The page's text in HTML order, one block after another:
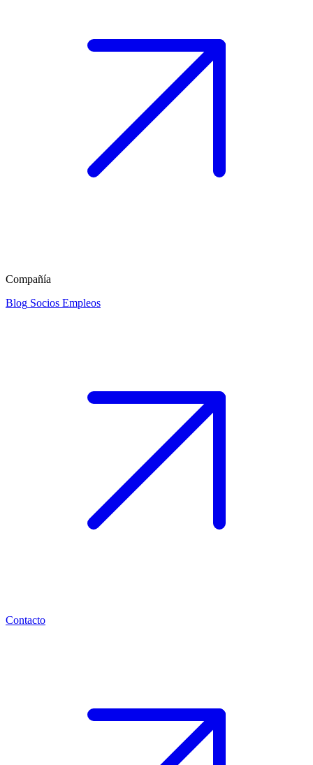
Compañía
Blog Socios Empleos
Contacto